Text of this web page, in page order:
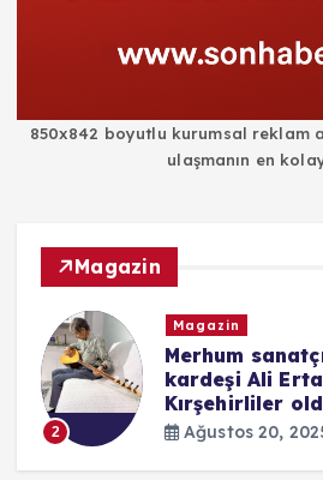
850x842 boyutlu kurumsal reklam
ulaşmanın en
Magazin
2
Magazin
Merhum
kardeşi Ali
Kırşehirliler
Ağustos 20,